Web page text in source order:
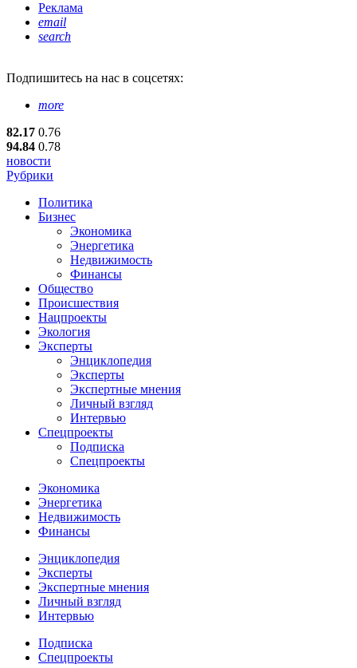
Реклама
email
search
Подпишитесь на нас в соцсетях:
more
82.17 0.76
94.84 0.78
новости
Рубрики
Политика
Бизнес
Экономика
Энергетика
Недвижимость
Финансы
Общество
Происшествия
Нацпроекты
Экология
Эксперты
Энциклопедия
Эксперты
Экспертные мнения
Личный взгляд
Интервью
Спецпроекты
Подписка
Спецпроекты
Экономика
Энергетика
Недвижимость
Финансы
Энциклопедия
Эксперты
Экспертные мнения
Личный взгляд
Интервью
Подписка
Спецпроекты